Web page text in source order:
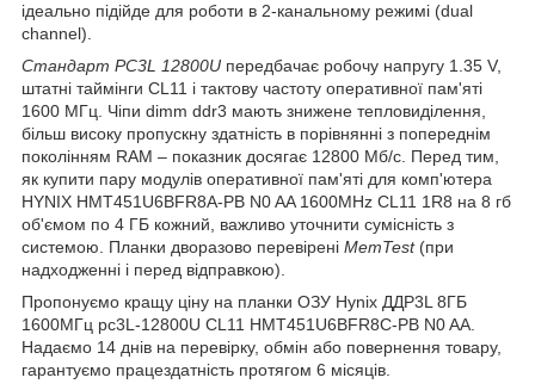
ідеально підійде для роботи в 2-канальному режимі (dual
channel).
Стандарт PC3L 12800U передбачає робочу напругу 1.35 V,
штатні таймінги CL11 і тактову частоту оперативної пам'яті
1600 МГц. Чіпи dimm ddr3 мають знижене тепловиділення,
більш високу пропускну здатність в порівнянні з попереднім
поколінням RAM – показник досягає 12800 Мб/с. Перед тим,
як купити пару модулів оперативної пам'яті для комп'ютера
HYNIX HMT451U6BFR8A-PB N0 AA 1600MHz CL11 1R8 на 8 гб
об'ємом по 4 ГБ кожний, важливо уточнити сумісність з
системою. Планки дворазово перевірені MemTest(при
надходженні і перед відправкою).
Пропонуємо кращу ціну на планки ОЗУ Hynix ДДР3L 8ГБ
1600МГц pc3L-12800U CL11 HMT451U6BFR8C-PB N0 AA.
Надаємо 14 днів на перевірку, обмін або повернення товару,
гарантуємо працездатність протягом 6 місяців.